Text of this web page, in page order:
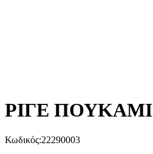
ΡΙΓΕ
Κωδικός:22290003